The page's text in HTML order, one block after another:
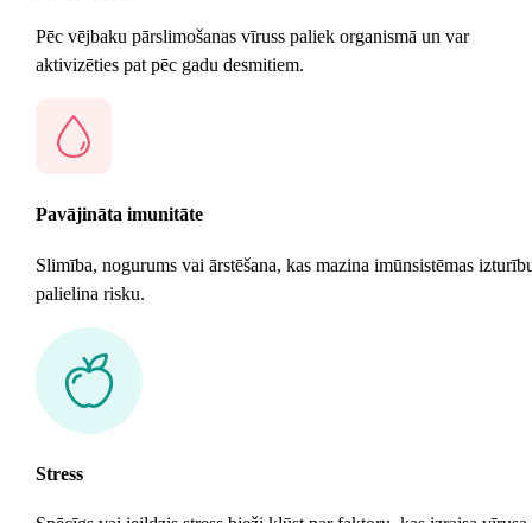
Pēc vējbaku pārslimošanas vīruss paliek organismā un var
aktivizēties pat pēc gadu desmitiem.
Pavājināta imunitāte
Slimība, nogurums vai ārstēšana, kas mazina imūnsistēmas
palielina risku.
Stress